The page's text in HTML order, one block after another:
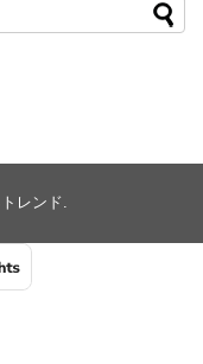
レンド.